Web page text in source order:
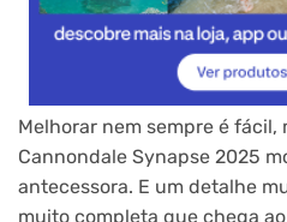
Melhorar nem sempre é fácil,
Cannondale Synapse 2025
antecessora. E um detalhe
muito completa que chega